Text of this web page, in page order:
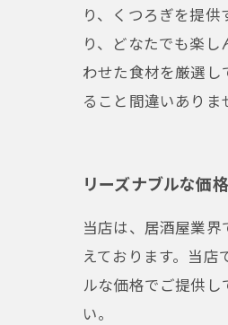
り、くつろぎを提
り、どなたでも楽
わせた食材を厳選
ること間違いありま
リーズナブルな価
当店は、居酒屋業
えております。当
ルな価格でご提供
い。